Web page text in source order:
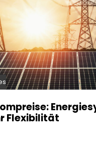
Flexibilität